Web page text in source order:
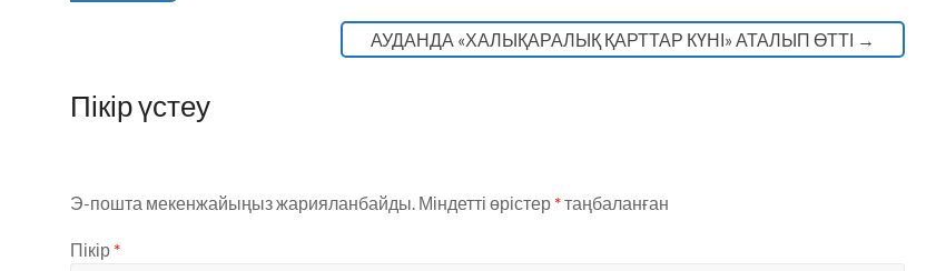
АУДАНДА «ХАЛЫҚАРАЛЫҚ ҚАРТТАР КҮНІ» АТАЛЫП ӨТТІ →
Пікір үстеу
Э-пошта мекенжайыңыз жарияланбайды. Міндетті өрістер *таңбаланған
Пікір *